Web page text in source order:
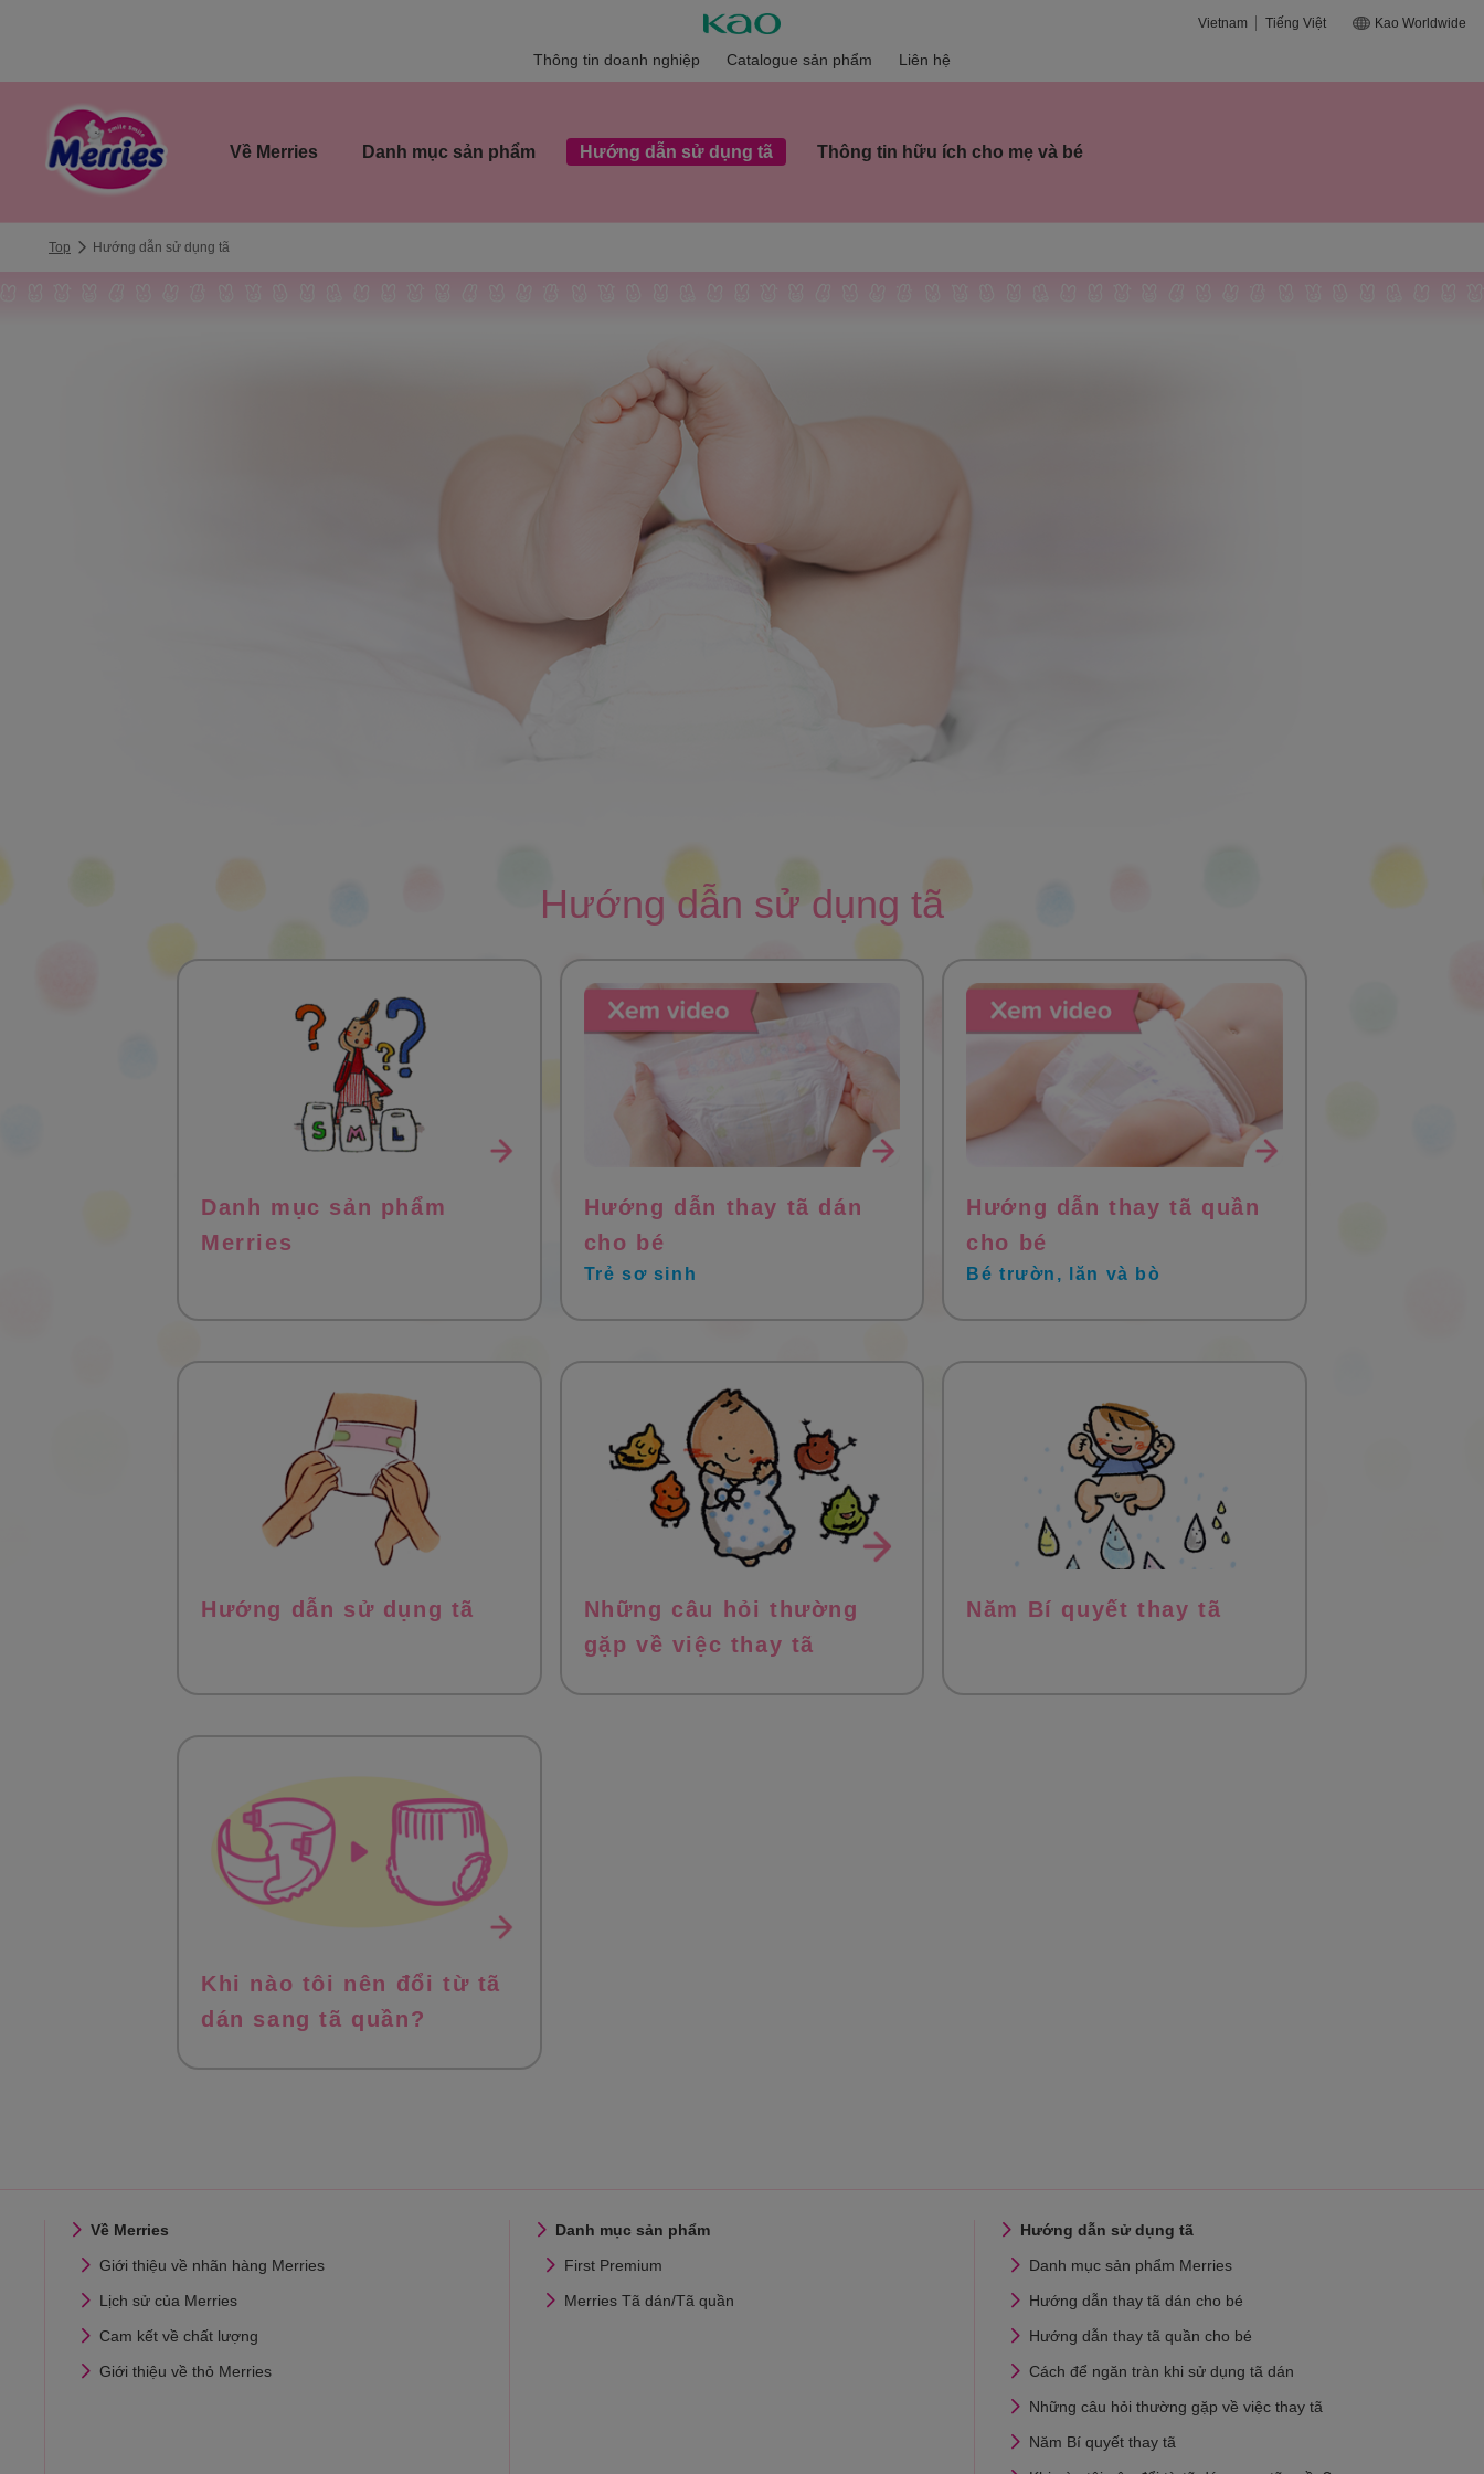
Vietnam Tiếng Việt Kao Worldwide
Thông tin doanh nghiệp Catalogue sản phẩm Liên hệ
Về Merries Danh mục sản phẩm Hướng dẫn sử dụng tã Thông tin hữu ích cho mẹ và bé
Top Hướng dẫn sử dụng tã
Hướng dẫn sử dụng tã
Danh mục sản phẩm
Merries
Hướng dẫn thay tã dán
cho bé
Trẻ sơ sinh
Hướng dẫn thay tã quần
cho bé
Bé trườn, lăn và bò
Hướng dẫn sử dụng tã
Những câu hỏi thường
gặp về việc thay tã
Năm Bí quyết thay tã
Khi nào tôi nên đổi từ tã
dán sang tã quần?
Về Merries
Giới thiệu về nhãn hàng Merries
Lịch sử của Merries
Cam kết về chất lượng
Giới thiệu về thỏ Merries
Danh mục sản phẩm
First Premium
Merries Tã dán/Tã quần
Hướng dẫn sử dụng tã
Danh mục sản phẩm Merries
Hướng dẫn thay tã dán cho bé
Hướng dẫn thay tã quần cho bé
Cách để ngăn tràn khi sử dụng tã dán
Những câu hỏi thường gặp về việc thay tã
Năm Bí quyết thay tã